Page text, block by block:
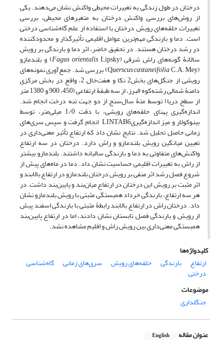
درختان در طول زندگی‌ به تغییرات محیطی واکنش نشان می‌دهند. یکی
از روش‌های بررسی واکنش درختان به متغیرهای محیطی، بررسی
تغییرات حلقه‌های رویش درختان با استفاده از علم گاه‌شناسی درختی
است. دما و بارندگی مهم‌ترین عوامل اقلیمی تأثیرگذار و محدودکننده
در رشد درختان هستند. در تحقیق حاضر، اثر دما و بارندگی بر رویش
سالانۀ گونه‌های راش شرقی ( Fagus orientalisLipsky) و بلندمازو
(Q
uerscus castaneifolia C.A. Mey) بررسی شد. جمع‌آوری نمونه‌های
رویشی از جنگل‌های بخش2 نکا و هفت‌خال 2، واقع در بخش مرکزی
دامنۀ شمالی رشته‌کوه البرز، از سه طبقۀ ارتفاعی (450، 900 و 1380 متر
از سطح دریا) توسط متۀ سال‌سنج از دو جهت تنه درخت انجام شد.
اندازه‌گیری پهنای حلقه‌های رویشی، با دقت 1/0 میلی‌متر، توسط
بینوکولار و میز اندازه‌گیریLINTAB6 انجام گرفت و سپس سری‌های
زمانی حاصل تحلیل شد. نتایج نشان داد که ارتفاع تأثیر معنی‌داری در
تعیین میانگین رویش بلندمازو و راش دارد. درختان در سه ارتفاع
واکنش‌های متفاوتی به دما و بارندگی سالیانه داشتند. بلندمازو بیشتر
از راش به تغییرات اقلیمی حساسیت نشان داد. دما در ماه‌های پیش از
شروع فصل رشد اثر منفی بر رویش درختان بلندمازو در ارتفاع بالابند و
اثر مثبت بر رویش این درختان در ارتفاع میان‌بند و پایین‌بند داشت. در
هر سه ارتفاع، بارندگی خرداد همبستگی مثبتی با رویش بلندمازو نشان
داد. درختان راش در ارتفاع بالابند رابطۀ مثبتی با بارندگی اسفند پیش
از رویش و بارندگی فصل تابستان نشان دادند، اما در ارتفاع پایین‌بند
همبستگی معنی‌داری بین رویش راش و اقلیم مشاهده نشد.
کلیدواژه‌ها
ارتفاع
بارندگی حلقه‌های رویش سری‌های زمانی گاه‌شناسی
درختی
موضوعات
جنگلداری
عنوان مقاله English